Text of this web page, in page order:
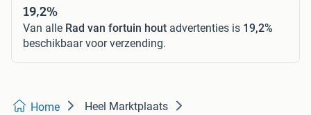
19,2%
Van alle Rad van fortuin hout advertenties is 19,2%
beschikbaar voor verzending.
Home Heel Marktplaats